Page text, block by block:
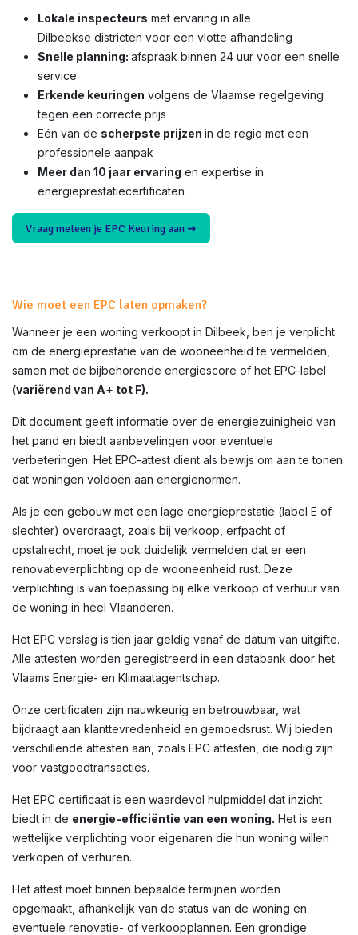
Lokale inspecteurs met ervaring in alle
Dilbeekse districten voor een vlotte afhandeling
Snelle planning: afspraak binnen 24 uur voor een snelle
service
Erkende keuringen volgens de Vlaamse regelgeving
tegen een correcte prijs
Eén van de scherpste prijzen in de regio met een
professionele aanpak
Meer dan 10 jaar ervaring en expertise in
energieprestatiecertificaten
Vraag meteen je EPC Keuring aan ➜
Wie moet een EPC laten opmaken?
Wanneer je een woning verkoopt in Dilbeek , ben je verplicht
om de energieprestatie van de wooneenheid te vermelden,
samen met de bijbehorende energiescore of het EPC-label
(variërend van A+ tot F).
Dit document geeft informatie over de energiezuinigheid van
het pand en biedt aanbevelingen voor eventuele
verbeteringen. Het EPC-attest dient als bewijs om aan te tonen
dat woningen voldoen aan energienormen.
Als je een gebouw met een lage energieprestatie (label E of
slechter) overdraagt, zoals bij verkoop, erfpacht of
opstalrecht, moet je ook duidelijk vermelden dat er een
renovatieverplichting op de wooneenheid rust. Deze
verplichting is van toepassing bij elke verkoop of verhuur van
de woning in heel Vlaanderen.
Het EPC verslag is tien jaar geldig vanaf de datum van uitgifte.
Alle attesten worden geregistreerd in een databank door het
Vlaams Energie- en Klimaatagentschap.
Onze certificaten zijn nauwkeurig en betrouwbaar, wat
bijdraagt aan klanttevredenheid en gemoedsrust. Wij bieden
verschillende attesten aan, zoals EPC attesten, die nodig zijn
voor vastgoedtransacties.
Het EPC certificaat is een waardevol hulpmiddel dat inzicht
biedt in de energie-efficiëntie van een woning. Het is een
wettelijke verplichting voor eigenaren die hun woning willen
verkopen of verhuren.
Het attest moet binnen bepaalde termijnen worden
opgemaakt, afhankelijk van de status van de woning en
eventuele renovatie- of verkoopplannen. Een grondige